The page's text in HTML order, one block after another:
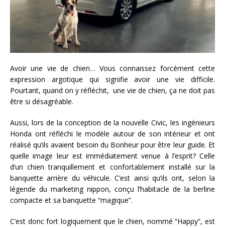
Avoir une vie de chien… Vous connaissez forcément cette
expression argotique qui signifie avoir une vie difficile.
Pourtant, quand on y réfléchit, une vie de chien, ça ne doit pas
être si désagréable.
Aussi, lors de la conception de la nouvelle Civic, les ingénieurs
Honda ont réfléchi le modèle autour de son intérieur et ont
réalisé qu’ils avaient besoin du Bonheur pour être leur guide. Et
quelle image leur est immédiatement venue à l’esprit? Celle
d’un chien tranquillement et confortablement installé sur la
banquette arrière du véhicule. C’est ainsi qu’ils ont, selon la
légende du marketing nippon, conçu l’habitacle de la berline
compacte et sa banquette “magique”.
C’est donc fort logiquement que le chien, nommé “Happy”, est